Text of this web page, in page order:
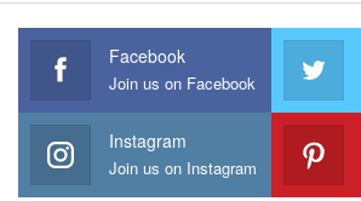
Facebook
Join us on Facebook
Instagram
Join us on Instagram